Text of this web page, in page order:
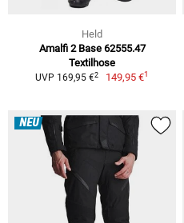
Held
Amalfi 2 Base 62555.47
Textilhose
UVP 169,95 €2 149,95 €1
NEU